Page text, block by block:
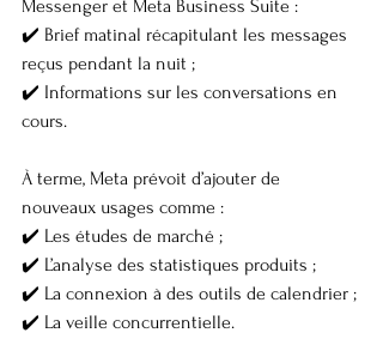
Messenger et Meta Business Suite :
✔️ Brief matinal récapitulant les messages
reçus pendant la nuit ;
✔️ Informations sur les conversations en
cours.
À terme, Meta prévoit d’ajouter de
nouveaux usages comme :
✔️ Les études de marché ;
✔️ L’analyse des statistiques produits ;
✔️ La connexion à des outils de calendrier ;
✔️ La veille concurrentielle.